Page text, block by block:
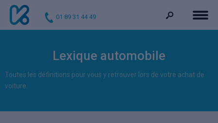
01 89 31 44 49
Lexique automobile
Toutes les définitions pour vous y retrouver lors de votre achat de
voiture.